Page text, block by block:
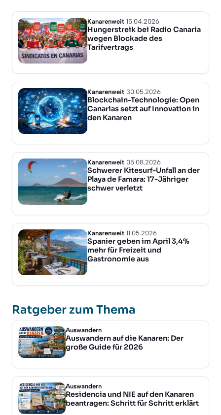
Kanarenweit 15.04.2026
Hungerstreik bei Radio Canaria
wegen Blockade des
Tarifvertrags
Kanarenweit 30.05.2026
Blockchain-Technologie: Open
Canarias setzt auf Innovation in
den Kanaren
Kanarenweit 05.08.2026
Schwerer Kitesurf-Unfall an der
Playa de Famara: 17-Jähriger
schwer verletzt
Kanarenweit 11.05.2026
Spanier geben im April 3,4%
mehr für Freizeit und
Gastronomie aus
Ratgeber zum Thema
Auswandern
Auswandern auf die Kanaren: Der
große Guide für 2026
Auswandern
Residencia und NIE auf den Kanaren
beantragen: Schritt für Schritt erklärt